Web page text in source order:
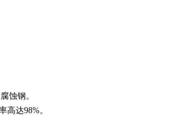
蚀钢。
高达98%。